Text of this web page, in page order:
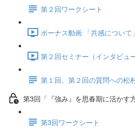
第２回ワークシート
ボーナス動画 「共感につい
第２回セミナー（インタビュ
第１回、第２回の質問への松
第3回「『強み』を思春期に活かす
第3回ワークシート